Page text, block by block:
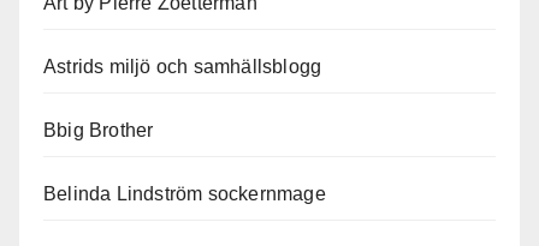
Astrids miljö och samhällsblogg
Bbig Brother
Belinda Lindström sockernmage